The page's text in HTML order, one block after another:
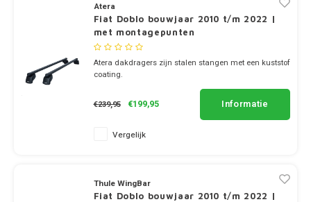
Atera
Fiat Doblo bouwjaar 2010 t/m 2022 |
met montagepunten
Atera dakdragers zijn stalen stangen met een kuststof
coating.
✔ stang breedte 3.2cm
€239,95 €199,95 Informatie
Vergelijk
Thule WingBar
Fiat Doblo bouwjaar 2010 t/m 2022 |